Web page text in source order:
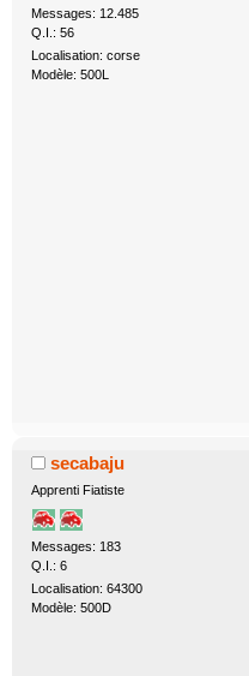
Messages: 12.485
Q.I.: 56
Localisation: corse
Modèle: 500L
secabaju
Apprenti Fiatiste
Messages: 183
Q.I.: 6
Localisation: 64300
Modèle: 500D